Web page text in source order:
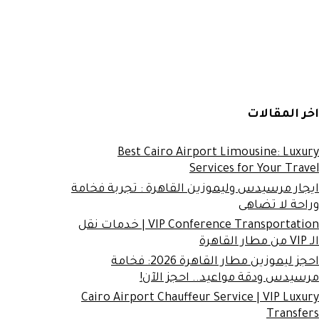
اخر المقالات
Best Cairo Airport Limousine: Luxury
Services for Your Travel
ايجار مرسيدس وليموزين القاهرة : تجربة فخامة
وراحة لا تضاهى
VIP Conference Transportation | خدمات نقل
الـ VIP من مطار القاهرة
احجز ليموزين مطار القاهرة 2026: فخامة
مرسيدس ودقة مواعيد.. احجز الآن!
Cairo Airport Chauffeur Service | VIP Luxury
Transfers